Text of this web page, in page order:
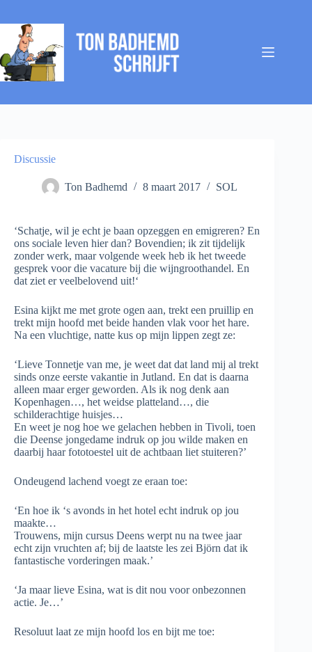
inhoud
Discussie
Ton Badhemd 8 maart 2017 SOL
‘Schatje, wil je echt je baan opzeggen en emigreren? En
ons sociale leven hier dan? Bovendien; ik zit tijdelijk
zonder werk, maar volgende week heb ik het tweede
gesprek voor die vacature bij die wijngroothandel. En
dat ziet er veelbelovend uit!‘
Esina kijkt me met grote ogen aan, trekt een pruillip en
trekt mijn hoofd met beide handen vlak voor het hare.
Na een vluchtige, natte kus op mijn lippen zegt ze:
‘Lieve Tonnetje van me, je weet dat dat land mij al trekt
sinds onze eerste vakantie in Jutland. En dat is daarna
alleen maar erger geworden. Als ik nog denk aan
Kopenhagen…, het weidse platteland…, die
schilderachtige huisjes…
En weet je nog hoe we gelachen hebben in Tivoli, toen
die Deense jongedame indruk op jou wilde maken en
daarbij haar fototoestel uit de achtbaan liet stuiteren?’
Ondeugend lachend voegt ze eraan toe:
‘En hoe ik ‘s avonds in het hotel echt indruk op jou
maakte…
Trouwens, mijn cursus Deens werpt nu na twee jaar
echt zijn vruchten af; bij de laatste les zei Björn dat ik
fantastische vorderingen maak.’
‘Ja maar lieve Esina, wat is dit nou voor onbezonnen
actie. Je…’
Resoluut laat ze mijn hoofd los en bijt me toe: